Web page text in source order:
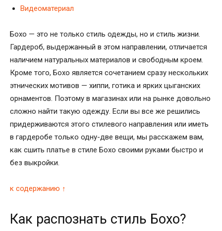
Видеоматериал
Бохо — это не только стиль одежды, но и стиль жизни.
Гардероб, выдержанный в этом направлении, отличается
наличием натуральных материалов и свободным кроем.
Кроме того, Бохо является сочетанием сразу нескольких
этнических мотивов — хиппи, готика и ярких цыганских
орнаментов. Поэтому в магазинах или на рынке довольно
сложно найти такую одежду. Если вы все же решились
придерживаются этого стилевого направления или иметь
в гардеробе только одну-две вещи, мы расскажем вам,
как сшить платье в стиле Бохо своими руками быстро и
без выкройки.
к содержанию ↑
Как распознать стиль Бохо?